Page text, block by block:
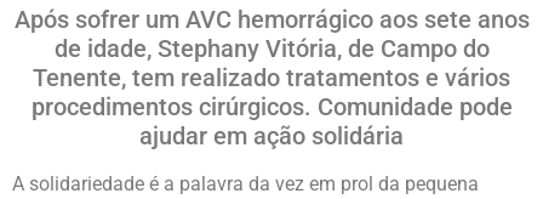
Após sofrer um AVC hemorrágico aos sete anos
de idade, Stephany Vitória, de Campo do
Tenente, tem realizado tratamentos e vários
procedimentos cirúrgicos. Comunidade pode
ajudar em ação solidária
A solidariedade é a palavra da vez em prol da pequena